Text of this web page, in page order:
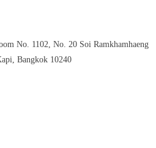
No. 1102, No. 20 Soi Ramkhamhaeng
Bangkok 10240